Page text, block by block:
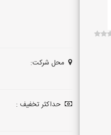
محل شرکت:
حداکثر تخفیف :